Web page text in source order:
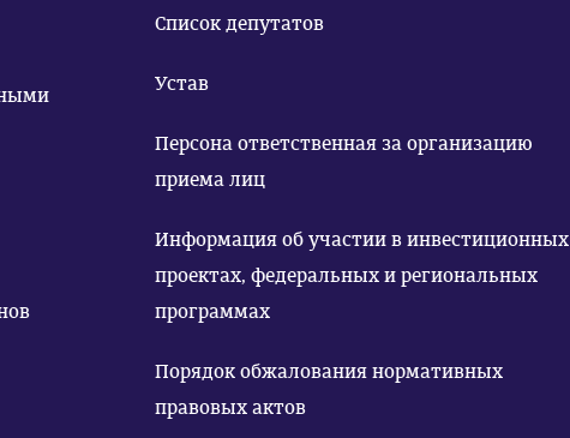
Список депутатов
Устав
Персона ответственная за организацию
приема лиц
Информация об участии в инвестиционных
проектах, федеральных и региональных
программах
Порядок обжалования нормативных
правовых актов